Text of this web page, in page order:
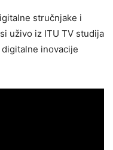
stručnjake i
uživo iz ITU TV studija
inovacije